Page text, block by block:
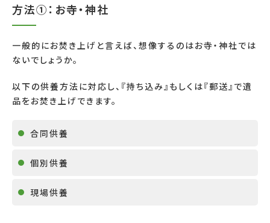
方法①：お寺・神社
一般的にお焚き上げと言えば、想像するのはお寺・神社では
ないでしょうか。
以下の供養方法に対応し、『持ち込み』もしくは『郵送』で遺
品をお焚き上げできます。
合同供養
個別供養
現場供養